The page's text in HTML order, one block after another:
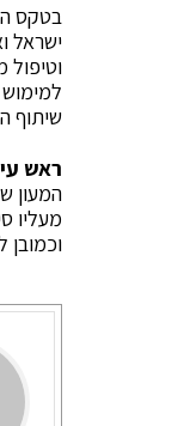
בטקס
ישראל
שיתוף
ראש
המעון
מעליו
וכמובן